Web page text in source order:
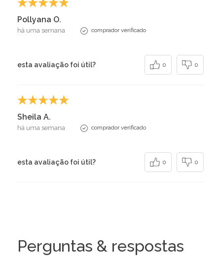
Pollyana O.
há uma semana comprador verificado
esta avaliação foi útil? 0 0
Sheila A.
há uma semana comprador verificado
esta avaliação foi útil? 0 0
Perguntas & respostas